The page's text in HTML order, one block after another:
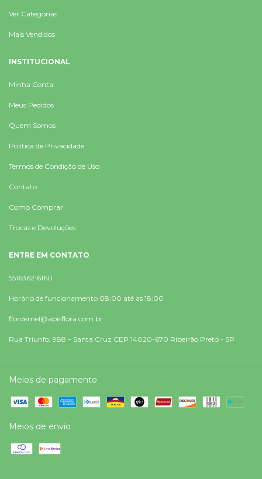
Ver Categorias
Mais Vendidos
INSTITUCIONAL
Minha Conta
Meus Pedidos
Quem Somos
Política de Privacidade
Termos de Condição de Uso
Contato
Como Comprar
Trocas e Devoluções
ENTRE EM CONTATO
551636216160
Horário de funcionamento 08:00 até as 18:00
flordemel@apisflora.com.br
Rua Triunfo, 988 – Santa Cruz CEP 14020-670 Ribeirão Preto - SP
Meios de pagamento
Meios de envio